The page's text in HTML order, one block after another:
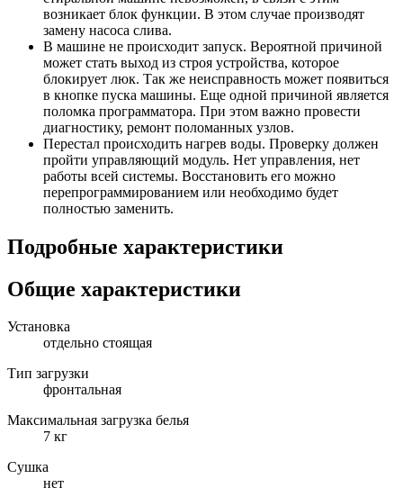
возникает блок функции. В этом случае производят
замену насоса слива.
В машине не происходит запуск. Вероятной причиной
может стать выход из строя устройства, которое
блокирует люк. Так же неисправность может появиться
в кнопке пуска машины. Еще одной причиной является
поломка программатора. При этом важно провести
диагностику, ремонт поломанных узлов.
Перестал происходить нагрев воды. Проверку должен
пройти управляющий модуль. Нет управления, нет
работы всей системы. Восстановить его можно
перепрограммированием или необходимо будет
полностью заменить.
Подробные характеристики
Общие характеристики
Установка
отдельно стоящая
Тип загрузки
фронтальная
Максимальная загрузка белья
7 кг
Сушка
нет